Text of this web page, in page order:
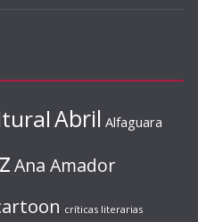
Abril Alfaguara
Ana Amador
críticas literarias